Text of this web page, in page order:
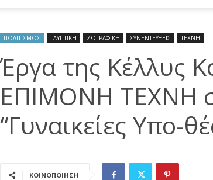
ΠΟΛΙΤΙΣΜΟΣ ΓΛΥΠΤΙΚΗ ΖΩΓΡΑΦΙΚΗ ΣΥΝΕΝΤΕΥΞΕΙΣ ΤΕΧΝΗ
Έργα της Κέλλυς
ΕΠΙΜΟΝΗ ΤΕΧΝΗ
“Γυναικείες Υπο-
ΚΟΙΝΟΠΟΙΗΣΗ